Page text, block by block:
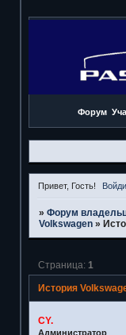
Форум
Привет, Гость!
» Форум
Volkswagen »
История
Страница: 1
CY.
Администратор